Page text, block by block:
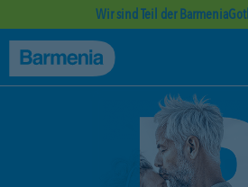
Wir sind Teil der